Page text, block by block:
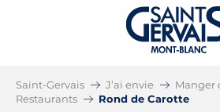
Saint-Gervais J’ai envie
Manger
Restaurants
Rond de Carotte